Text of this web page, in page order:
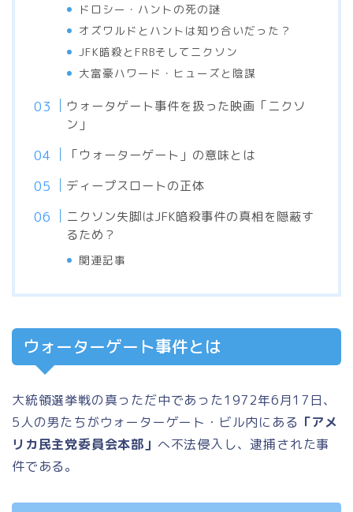
ドロシー・ハントの死の謎
オズワルドとハントは知り合いだった？
JFK暗殺とFRBそしてニクソン
大富豪ハワード・ヒューズと陰謀
ウォータゲート事件を扱った映画「ニクソ
ン」
「ウォーターゲート」の意味とは
ディープスロートの正体
ニクソン失脚はJFK暗殺事件の真相を隠蔽す
るため？
関連記事
ウォーターゲート事件とは
大統領選挙戦の真っただ中であった1972年6月17日、
5人の男たちがウォーターゲート・ビル内にある 「アメ
リカ民主党委員会本部」 へ不法侵入し、逮捕された事
件である。